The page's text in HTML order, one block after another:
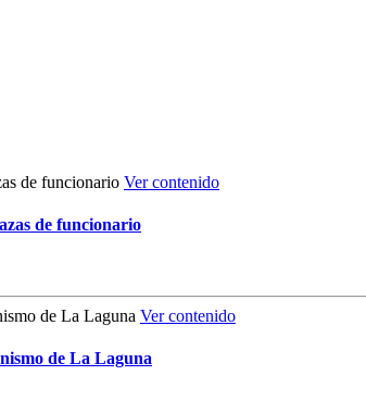
Ver contenido
de funcionario
Ver contenido
de La Laguna